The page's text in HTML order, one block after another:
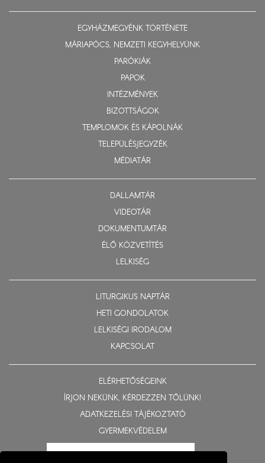
EGYHÁZMEGYÉNK TÖRTÉNETE
MÁRIAPÓCS, NEMZETI KEGYHELYÜNK
PARÓKIÁK
PAPOK
INTÉZMÉNYEK
BIZOTTSÁGOK
TEMPLOMOK ÉS KÁPOLNÁK
TELEPÜLÉSJEGYZÉK
MÉDIATÁR
DALLAMTÁR
VIDEOTÁR
DOKUMENTUMTÁR
ÉLŐ KÖZVETÍTÉS
LELKISÉG
LITURGIKUS NAPTÁR
HETI GONDOLATOK
LELKISÉGI IRODALOM
KAPCSOLAT
ELÉRHETŐSÉGEINK
ÍRJON NEKÜNK, KÉRDEZZEN TŐLÜNK!
ADATKEZELÉSI TÁJÉKOZTATÓ
GYERMEKVÉDELEM